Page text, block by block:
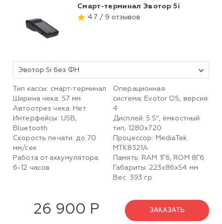
Смарт-терминал Эвотор 5i
4.7 / 9 отзывов
Эвотор 5i без ФН
Тип кассы: смарт-терминал
Ширина чека: 57 мм
Автоотрез чека: Нет
Интерфейсы: USB,
Bluetooth
Скорость печати: до 70
мм/сек
Работа от аккумулятора:
6-12 часов
Операционная
система: Evotor OS, версия
4
Дисплей: 5.5", ёмкостный
тип, 1280х720
Процессор: MediaTek
MTK8321A
Память: RAM 1Гб, ROM 8Гб
Габариты: 223х86х54 мм
Вес: 393 гр
26 900 Р ЗАКАЗАТЬ